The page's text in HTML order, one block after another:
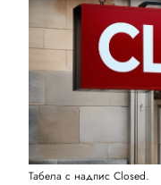
Табела с надпис Closed.